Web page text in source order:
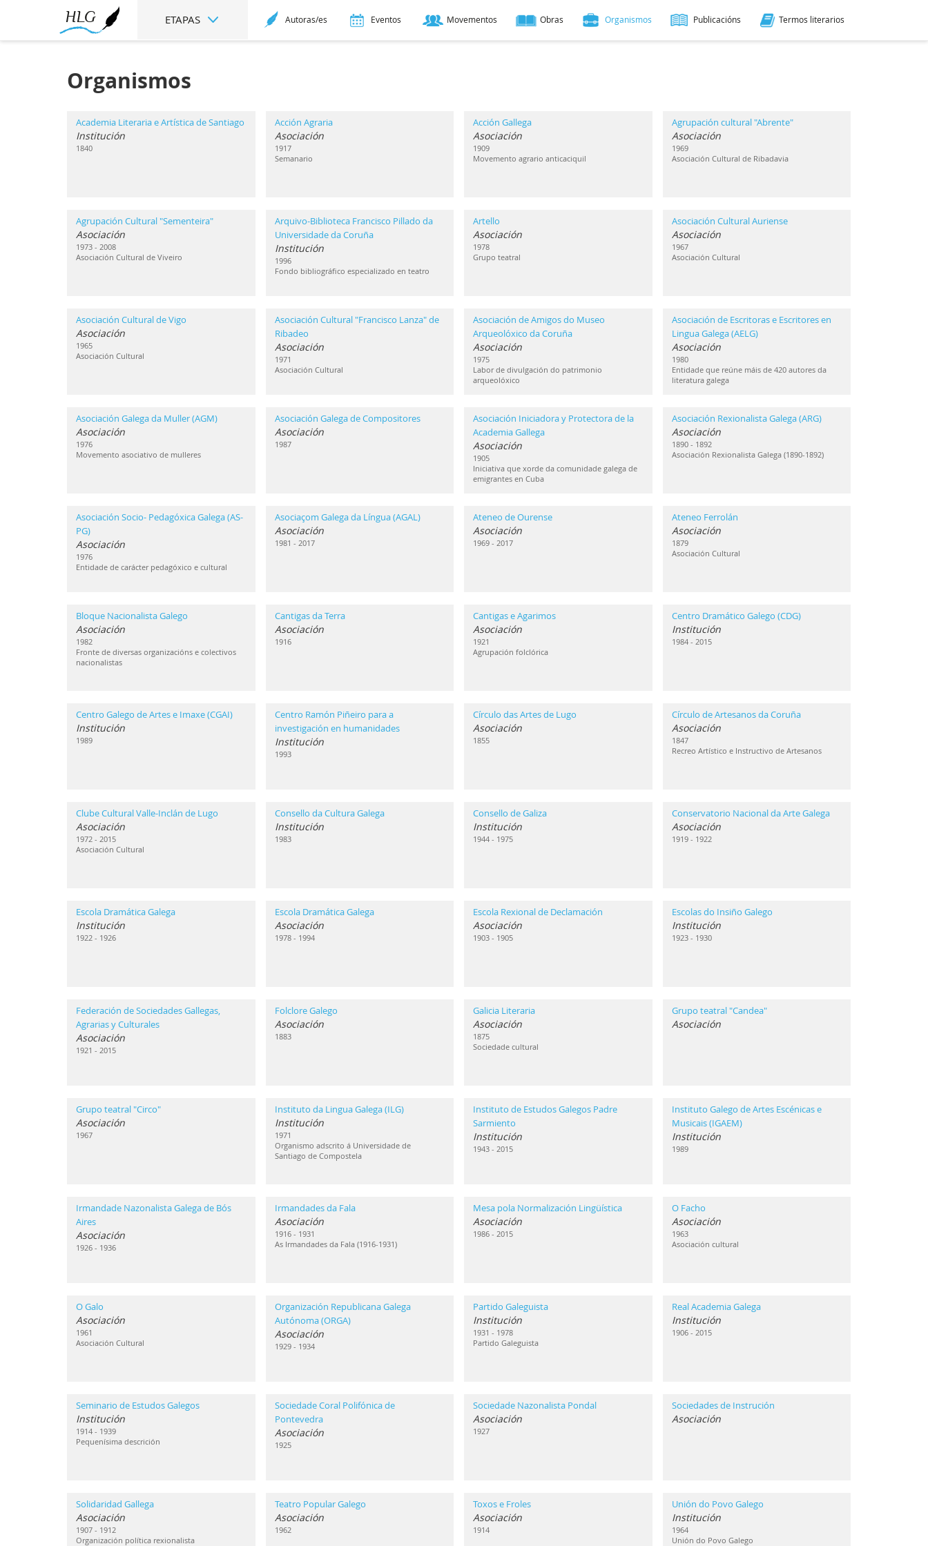
ETAPAS Autoras/es Eventos Movementos Obras Organismos Publicacións Termos literarios
Organismos
Academia Literaria e Artística de Santiago
Institución
1840
Acción Agraria
Asociación
1917
Semanario
Acción Gallega
Asociación
1909
Movemento agrario anticaciquil
Agrupación cultural "Abrente"
Asociación
1969
Asociación Cultural de Ribadavia
Agrupación Cultural "Sementeira"
Asociación
1973 - 2008
Asociación Cultural de Viveiro
Arquivo-Biblioteca Francisco Pillado da
Universidade da Coruña
Institución
1996
Fondo bibliográfico especializado en teatro
Artello
Asociación
1978
Grupo teatral
Asociación Cultural Auriense
Asociación
1967
Asociación Cultural
Asociación Cultural de Vigo
Asociación
1965
Asociación Cultural
Asociación Cultural "Francisco Lanza" de
Ribadeo
Asociación
1971
Asociación Cultural
Asociación de Amigos do Museo
Arqueolóxico da Coruña
Asociación
1975
Labor de divulgación do patrimonio
arqueolóxico
Asociación de Escritoras e Escritores en
Lingua Galega (AELG)
Asociación
1980
Entidade que reúne máis de 420 autores da
literatura galega
Asociación Galega da Muller (AGM)
Asociación
1976
Movemento asociativo de mulleres
Asociación Galega de Compositores
Asociación
1987
Asociación Iniciadora y Protectora de la
Academia Gallega
Asociación
1905
Iniciativa que xorde da comunidade galega de
emigrantes en Cuba
Asociación Rexionalista Galega (ARG)
Asociación
1890 - 1892
Asociación Rexionalista Galega (1890-1892)
Asociación Socio- Pedagóxica Galega (AS-
PG)
Asociación
1976
Entidade de carácter pedagóxico e cultural
Asociaçom Galega da Língua (AGAL)
Asociación
1981 - 2017
Ateneo de Ourense
Asociación
1969 - 2017
Ateneo Ferrolán
Asociación
1879
Asociación Cultural
Bloque Nacionalista Galego
Asociación
1982
Fronte de diversas organizacións e colectivos
nacionalistas
Cantigas da Terra
Asociación
1916
Cantigas e Agarimos
Asociación
1921
Agrupación folclórica
Centro Dramático Galego (CDG)
Institución
1984 - 2015
Centro Galego de Artes e Imaxe (CGAI)
Institución
1989
Centro Ramón Piñeiro para a
investigación en humanidades
Institución
1993
Círculo das Artes de Lugo
Asociación
1855
Círculo de Artesanos da Coruña
Asociación
1847
Recreo Artístico e Instructivo de Artesanos
Clube Cultural Valle-Inclán de Lugo
Asociación
1972 - 2015
Asociación Cultural
Consello da Cultura Galega
Institución
1983
Consello de Galiza
Institución
1944 - 1975
Conservatorio Nacional da Arte Galega
Asociación
1919 - 1922
Escola Dramática Galega
Institución
1922 - 1926
Escola Dramática Galega
Asociación
1978 - 1994
Escola Rexional de Declamación
Asociación
1903 - 1905
Escolas do Insiño Galego
Institución
1923 - 1930
Federación de Sociedades Gallegas,
Agrarias y Culturales
Asociación
1921 - 2015
Folclore Galego
Asociación
1883
Galicia Literaria
Asociación
1875
Sociedade cultural
Grupo teatral "Candea"
Asociación
Grupo teatral "Circo"
Asociación
1967
Instituto da Lingua Galega (ILG)
Institución
1971
Organismo adscrito á Universidade de
Santiago de Compostela
Instituto de Estudos Galegos Padre
Sarmiento
Institución
1943 - 2015
Instituto Galego de Artes Escénicas e
Musicais (IGAEM)
Institución
1989
Irmandade Nazonalista Galega de Bós
Aires
Asociación
1926 - 1936
Irmandades da Fala
Asociación
1916 - 1931
As Irmandades da Fala (1916-1931)
Mesa pola Normalización Lingüística
Asociación
1986 - 2015
O Facho
Asociación
1963
Asociación cultural
O Galo
Asociación
1961
Asociación Cultural
Organización Republicana Galega
Autónoma (ORGA)
Asociación
1929 - 1934
Partido Galeguista
Institución
1931 - 1978
Partido Galeguista
Real Academia Galega
Institución
1906 - 2015
Seminario de Estudos Galegos
Institución
1914 - 1939
Pequenísima descrición
Sociedade Coral Polifónica de
Pontevedra
Asociación
1925
Sociedade Nazonalista Pondal
Asociación
1927
Sociedades de Instrución
Asociación
Solidaridad Gallega
Asociación
1907 - 1912
Organización política rexionalista
Teatro Popular Galego
Asociación
1962
Toxos e Froles
Asociación
1914
Unión do Povo Galego
Institución
1964
Unión do Povo Galego